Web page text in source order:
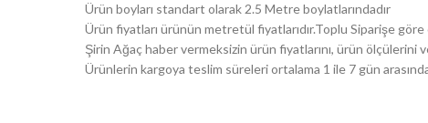
Ürün boyları standart olarak 2.5 Metre boylatlarındadır
Ürün fiyatları ürünün metretül fiyatlarıdır.Toplu Siparişe
Şirin Ağaç haber vermeksizin ürün fiyatlarını, ürün ölçülerini
Ürünlerin kargoya teslim süreleri ortalama 1 ile 7 gün